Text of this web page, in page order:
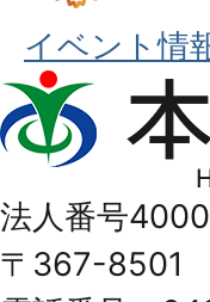
イベント情
本
庄
Honjo
City
法人番号
〒367-8501